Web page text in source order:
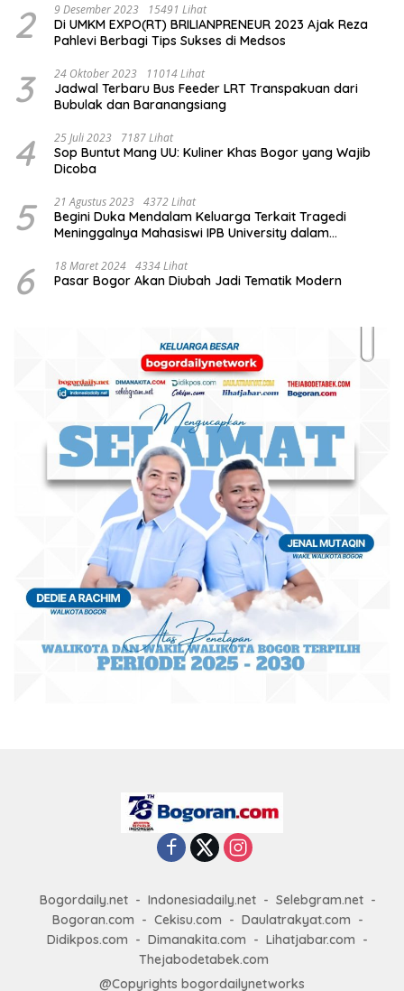
2 9 Desember 2023 15491 Lihat
Di UMKM EXPO(RT) BRILIANPRENEUR 2023 Ajak Reza
Pahlevi Berbagi Tips Sukses di Medsos
3 24 Oktober 2023 11014 Lihat
Jadwal Terbaru Bus Feeder LRT Transpakuan dari
Bubulak dan Baranangsiang
4 25 Juli 2023 7187 Lihat
Sop Buntut Mang UU: Kuliner Khas Bogor yang Wajib
Dicoba
5 21 Agustus 2023 4372 Lihat
Begini Duka Mendalam Keluarga Terkait Tragedi
Meninggalnya Mahasiswi IPB University dalam
6 18 Maret 2024 4334 Lihat
Pasar Bogor Akan Diubah Jadi Tematik Modern
Bogordaily.net Indonesiadaily.net
Selebgram.net
Bogoran.com
Cekisu.com
Daulatrakyat.com
Didikpos.com
Dimanakita.com
Lihatjabar.com
Thejabodetabek.com
@Copyrights bogordailynetworks